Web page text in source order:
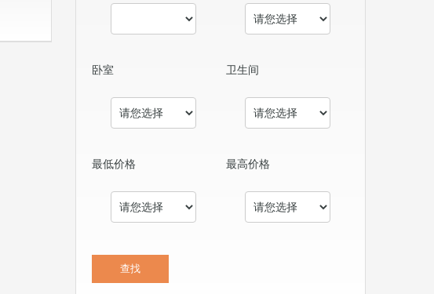
卧室 卫生间
最低价格 最高价格